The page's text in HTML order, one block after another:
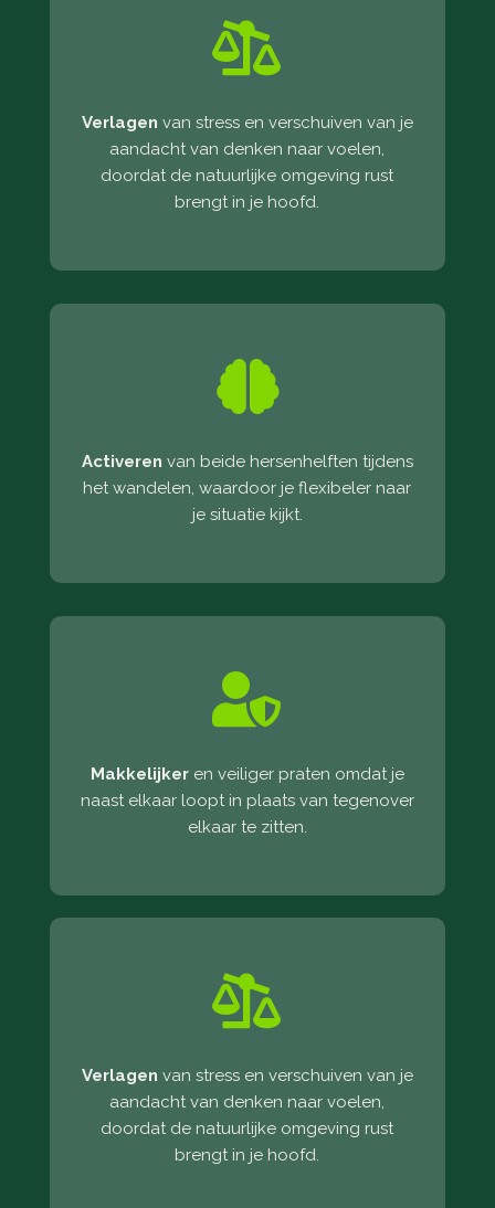

Verlagen van stress en verschuiven van je
aandacht van denken naar voelen,
doordat de natuurlijke omgeving rust
brengt in je hoofd.

Activeren van beide hersenhelften tijdens
het wandelen, waardoor je flexibeler naar
je situatie kijkt.

Makkelijker en veiliger praten omdat je
naast elkaar loopt in plaats van tegenover
elkaar te zitten.

Verlagen van stress en verschuiven van je
aandacht van denken naar voelen,
doordat de natuurlijke omgeving rust
brengt in je hoofd.